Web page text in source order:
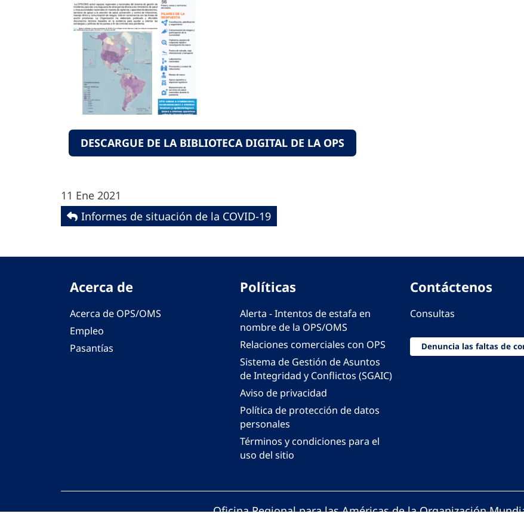
DESCARGUE DE LA BIBLIOTECA DIGITAL DE LA OPS
11 Ene 2021
Informes de situación de la COVID-19
Acerca de
Acerca de OPS/OMS
Empleo
Pasantías
Políticas
Alerta - Intentos de estafa en
nombre de la OPS/OMS
Relaciones comerciales con OPS
Sistema de Gestión de Asuntos
de Integridad y Conflictos (SGAIC)
Aviso de privacidad
Política de protección de datos
personales
Términos y condiciones para el
uso del sitio
Contáctenos
Consultas
Denuncia las faltas de
Oficina Regional para las Américas de la Organización